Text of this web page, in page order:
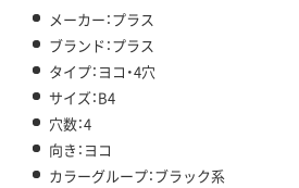
メーカー：プラス
ブランド：プラス
タイプ：ヨコ・4穴
サイズ：B4
穴数：4
向き：ヨコ
カラーグループ：ブラック系